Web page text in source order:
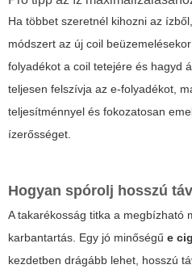
Ha többet szeretnél kihozni az
módszert az új coil
folyadékot a coil tetejére és hagyd
teljesen felszívja az e-folyadékot,
teljesítménnyel és fokozatosan
ízerősséget.
Hogyan spórolj hosszú
A takarékosság titka a megbízható
karbantartás. Egy jó minőségű e
kezdetben drágább lehet, hosszú